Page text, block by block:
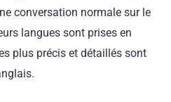
conversation normale sur le
langues sont prises en
plus précis et détaillés sont